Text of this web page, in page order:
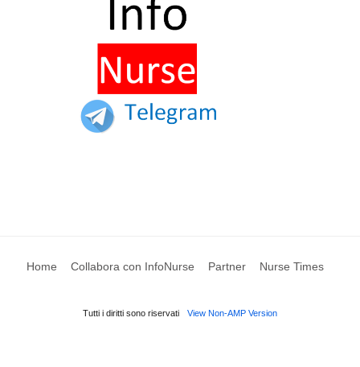
Home Collabora con InfoNurse Partner Nurse Times
Tutti i diritti sono riservati View Non-AMP Version